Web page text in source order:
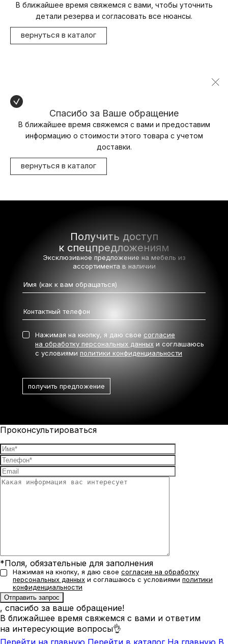
В ближайшее время свяжемся с вами, чтобы уточнить
детали резерва и согласовать все нюансы.
вернуться в каталог
Спасибо за Ваше обращение
В ближайшее время свяжемся с вами и предоставим
информацию о стоимости этого товара с учетом
доставки.
вернуться в каталог
Получить доступ
к спецпредложениям
Эксклюзивное предложение на мебель из
ассортимента в наличии
Нажимая на кнопку, я даю свое согласие
на обработку персональных данных и соглашаюсь
с условиями политики конфиденциальности
Проконсультироваться
*Поля, обязательные для заполнения
Нажимая на кнопку, я даю свое согласие на обработку
персональных данных и соглашаюсь с условиями политики
конфиденциальности
, спасибо за ваше обращение!
В ближайшее время свяжемся с вами и ответим
на интересующие вопросы👌